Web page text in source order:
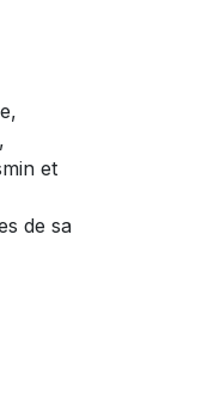
et
de sa